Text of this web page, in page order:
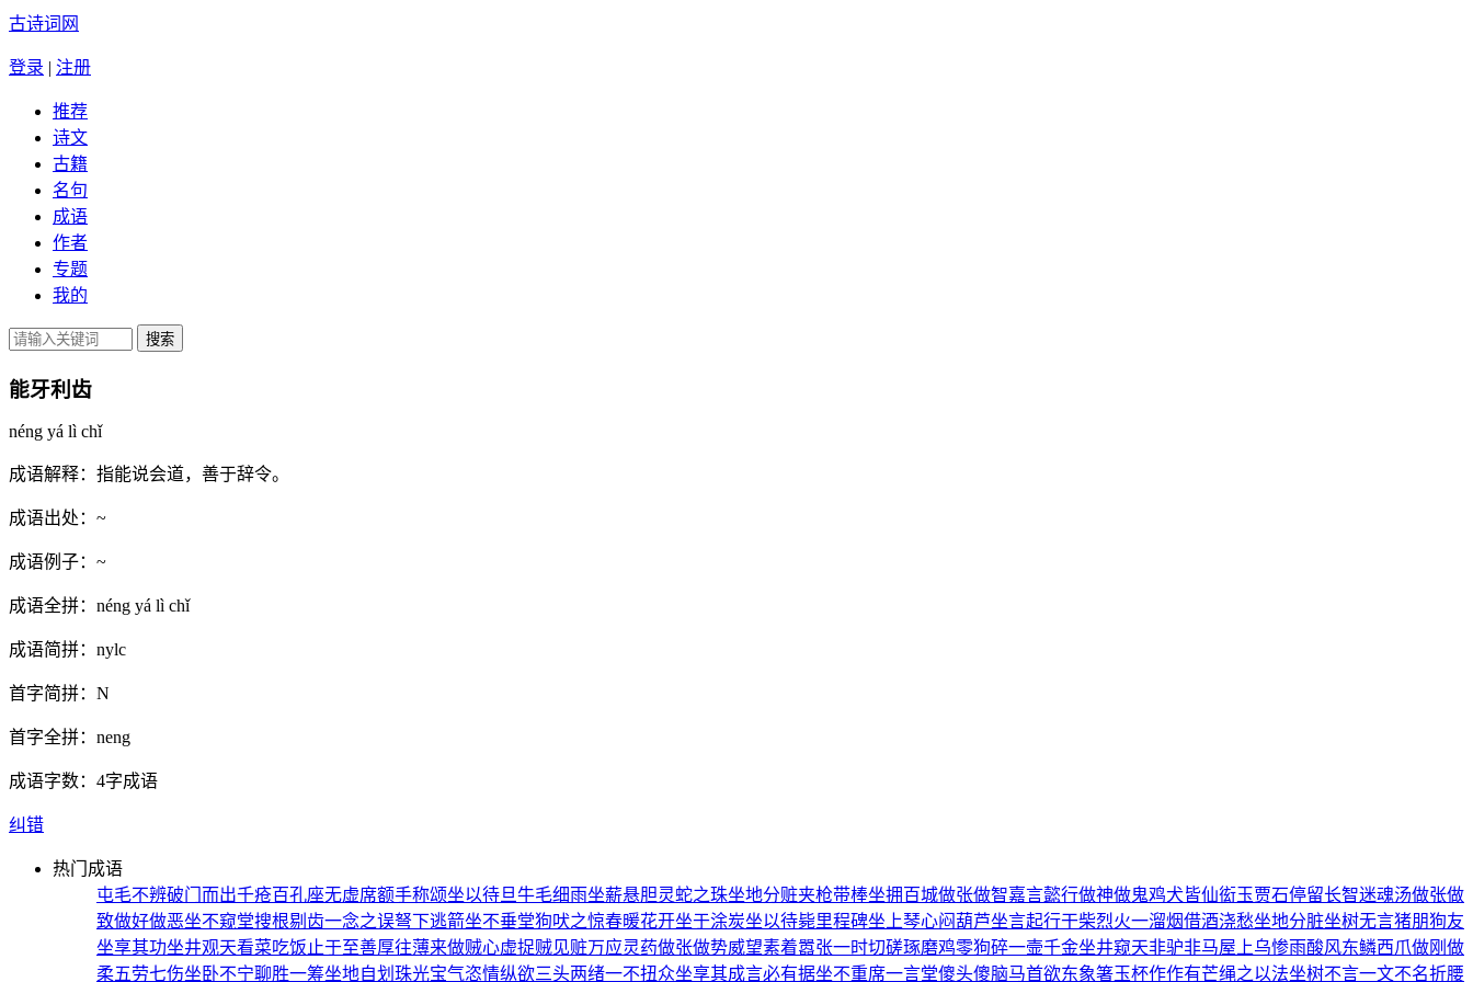
古诗词网
登录 | 注册
推荐
诗文
古籍
名句
成语
作者
专题
我的
能牙利齿
néng yá lì chǐ
成语解释： 指能说会道，善于辞令。
成语出处： ~
成语例子： ~
成语全拼： néng yá lì chǐ
成语简拼： nylc
首字简拼： N
首字全拼： neng
成语字数： 4字成语
纠错
热门成语
屯毛不辨破门而出千疮百孔座无虚席额手称颂坐以待旦牛毛细雨坐薪悬胆灵蛇之珠坐地分赃夹枪带棒坐拥百城做张做智嘉言懿行做神做鬼鸡犬皆仙衒玉贾石停留长智迷魂汤做张做
致做好做恶坐不窥堂搜根剔齿一念之误弩下逃箭坐不垂堂狗吠之惊春暖花开坐于涂炭坐以待毙里程碑坐上琴心闷葫芦坐言起行干柴烈火一溜烟借酒浇愁坐地分脏坐树无言猪朋狗友
坐享其功坐井观天看菜吃饭止于至善厚往薄来做贼心虚捉贼见赃万应灵药做张做势威望素着嚣张一时切磋琢磨鸡零狗碎一壸千金坐井窥天非驴非马屋上乌惨雨酸风东鳞西爪做刚做
柔五劳七伤坐卧不宁聊胜一筹坐地自划 珠光宝气恣情纵欲三头两绪一不扭众坐享其成言必有据坐不重席一言堂傻头傻脑马首欲东象箸玉杯作作有芒绳之以法坐树不言一文不名折腰